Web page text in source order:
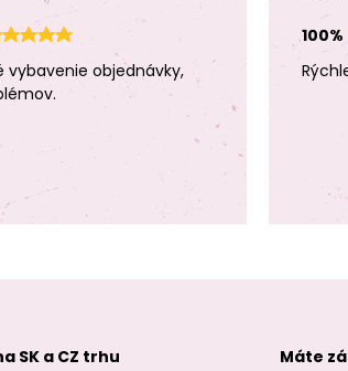
minerálu
Koráliky z
minerálu
vybavenie objednávky,
100%
SK a CZ trhu Máte